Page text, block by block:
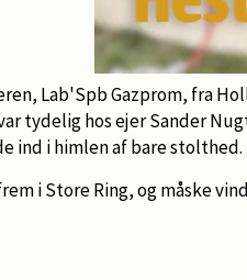
Lab'Spb Gazprom, fra
tydelig hos ejer Sander
ind i himlen af bare stolthed.
i Store Ring, og måske